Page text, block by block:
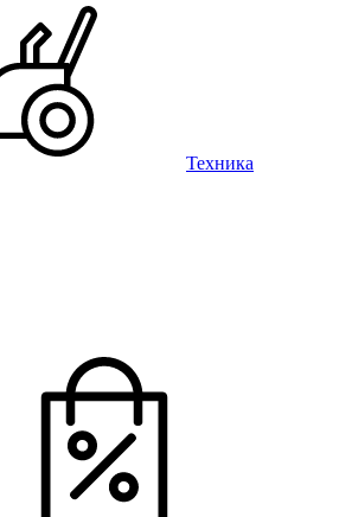
Техника